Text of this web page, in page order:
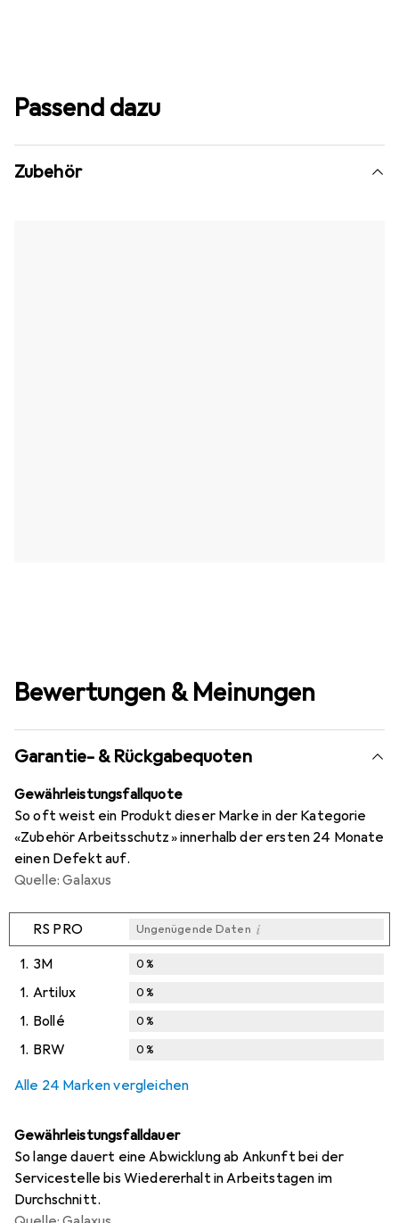
Passend dazu
Zubehör
Bewertungen & Meinungen
Garantie- & Rückgabequoten
Gewährleistungsfallquote
So oft weist ein Produkt dieser Marke in der Kategorie
«Zubehör Arbeitsschutz» innerhalb der ersten 24 Monate
einen Defekt auf.
Quelle: Galaxus
RS PRO Ungenügende Daten i
1. 3M 0%
1. Artilux 0%
1. Bollé 0%
1. BRW 0%
Alle 24 Marken vergleichen
Gewährleistungsfalldauer
So lange dauert eine Abwicklung ab Ankunft bei der
Servicestelle bis Wiedererhalt in Arbeitstagen im
Durchschnitt.